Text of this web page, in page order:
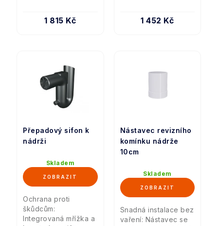
1 815 Kč 1 452 Kč
Přepadový sifon k
nádrži
Skladem
Ochrana proti
škůdcům:
Integrovaná mřížka a
Nástavec revizního
komínku nádrže
10cm
Skladem
Snadná instalace bez
vaření: Nástavec se